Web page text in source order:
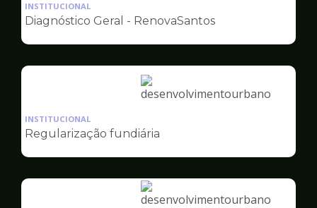
pagina
Desenvolvimento
Urbano
INSTITUCIONAL
Diagnóstico Geral - RenovaSantos
Ilustração
pagina
Desenvolvimento
Urbano
INSTITUCIONAL
Regularização fundiária